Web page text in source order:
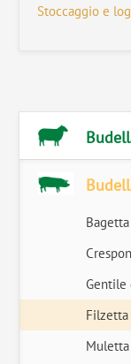
Stoccaggio e
Bagetta
Gentile
Filzetta